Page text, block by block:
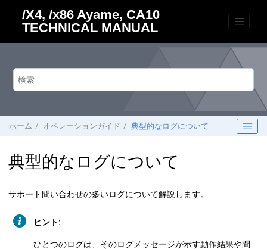
/X4, /x86 Ayame, CA10
TECHNICAL MANUAL
ホーム オペレーションガイド 典型的なログについて
典型的なログについて
サポート問い合わせの多いログについて解説します。
ヒント:
ひとつのログは、そのログメッセージが示す動作結果や問